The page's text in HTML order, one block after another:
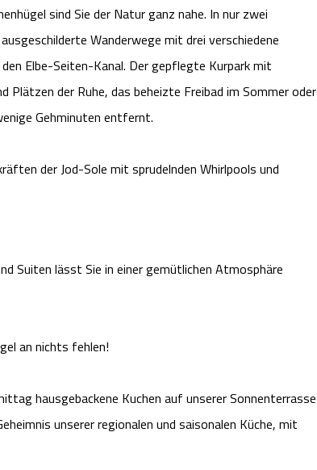
sind Sie der Natur ganz nahe. In nur zwei
Wanderwege mit drei verschiedene
Elbe-Seiten-Kanal. Der gepflegte Kurpark mit
Plätzen der Ruhe, das beheizte Freibad im Sommer oder
Gehminuten entfernt.
der Jod-Sole mit sprudelnden Whirlpools und
Suiten lässt Sie in einer gemütlichen Atmosphäre
an nichts fehlen!
hausgebackene Kuchen auf unserer Sonnenterrasse
unserer regionalen und saisonalen Küche, mit